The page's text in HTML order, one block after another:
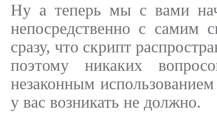
Ну а теперь мы с вами
непосредственно с самим
сразу, что скрипт
поэтому никаких
незаконным
у вас возникать не должно.